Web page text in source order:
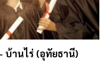
บ้านไร่ (อุทัยธานี)